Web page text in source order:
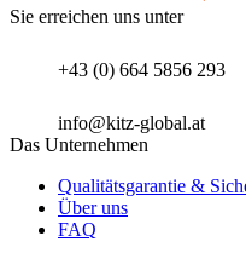
Sie erreichen uns unter
+43 (0) 664 5856 293
info@kitz-global.at
Das Unternehmen
Qualitätsgarantie &
Über uns
FAQ